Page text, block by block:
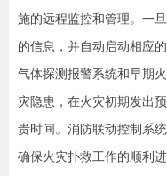
施的远程监控和管理。一
的信息，并自动启动相应
气体探测报警系统和早期
灾隐患，在火灾初期发出
贵时间。消防联动控制系
确保火灾扑救工作的顺利